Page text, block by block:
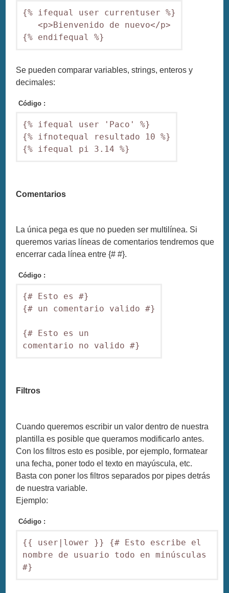
{% ifequal user currentuser %}
<p>Bienvenido de nuevo</p>
{% endifequal %}
Se pueden comparar variables, strings, enteros y
decimales:
Código :
{% ifequal user 'Paco' %}
{% ifnotequal resultado 10 %}
{% ifequal pi 3.14 %}
Comentarios
La única pega es que no pueden ser multilínea. Si
queremos varias líneas de comentarios tendremos que
encerrar cada línea entre {# #}.
Código :
{# Esto es #}
{# un comentario valido #}
{# Esto es un
comentario no valido #}
Filtros
Cuando queremos escribir un valor dentro de nuestra
plantilla es posible que queramos modificarlo antes.
Con los filtros esto es posible, por ejemplo, formatear
una fecha, poner todo el texto en mayúscula, etc.
Basta con poner los filtros separados por pipes detrás
de nuestra variable.
Ejemplo:
Código :
{{ user|lower }} {# Esto escribe el
nombre de usuario todo en minúsculas
#}